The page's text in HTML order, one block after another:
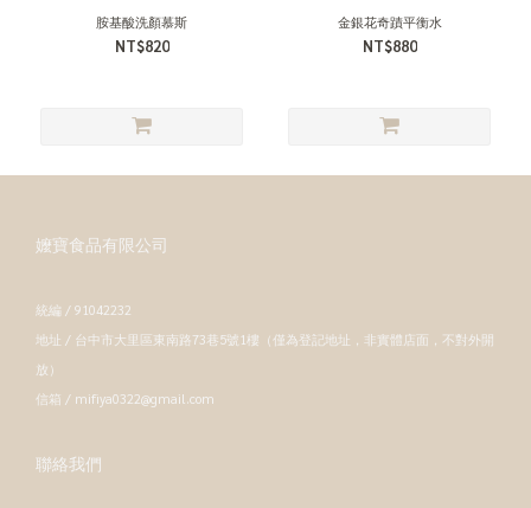
胺基酸洗顏慕斯
NT$820
金銀花奇蹟平衡水
NT$880
嬤寶食品有限公司
統編 / 91042232
地址 / 台中市大里區東南路73巷5號1樓（僅為登記地址，非實體店面，不對外開
放）
信箱 / mifiya0322@gmail.com
聯絡我們